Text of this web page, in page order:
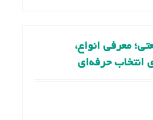
معرفی انواع،
انتخاب حرفه‌ای